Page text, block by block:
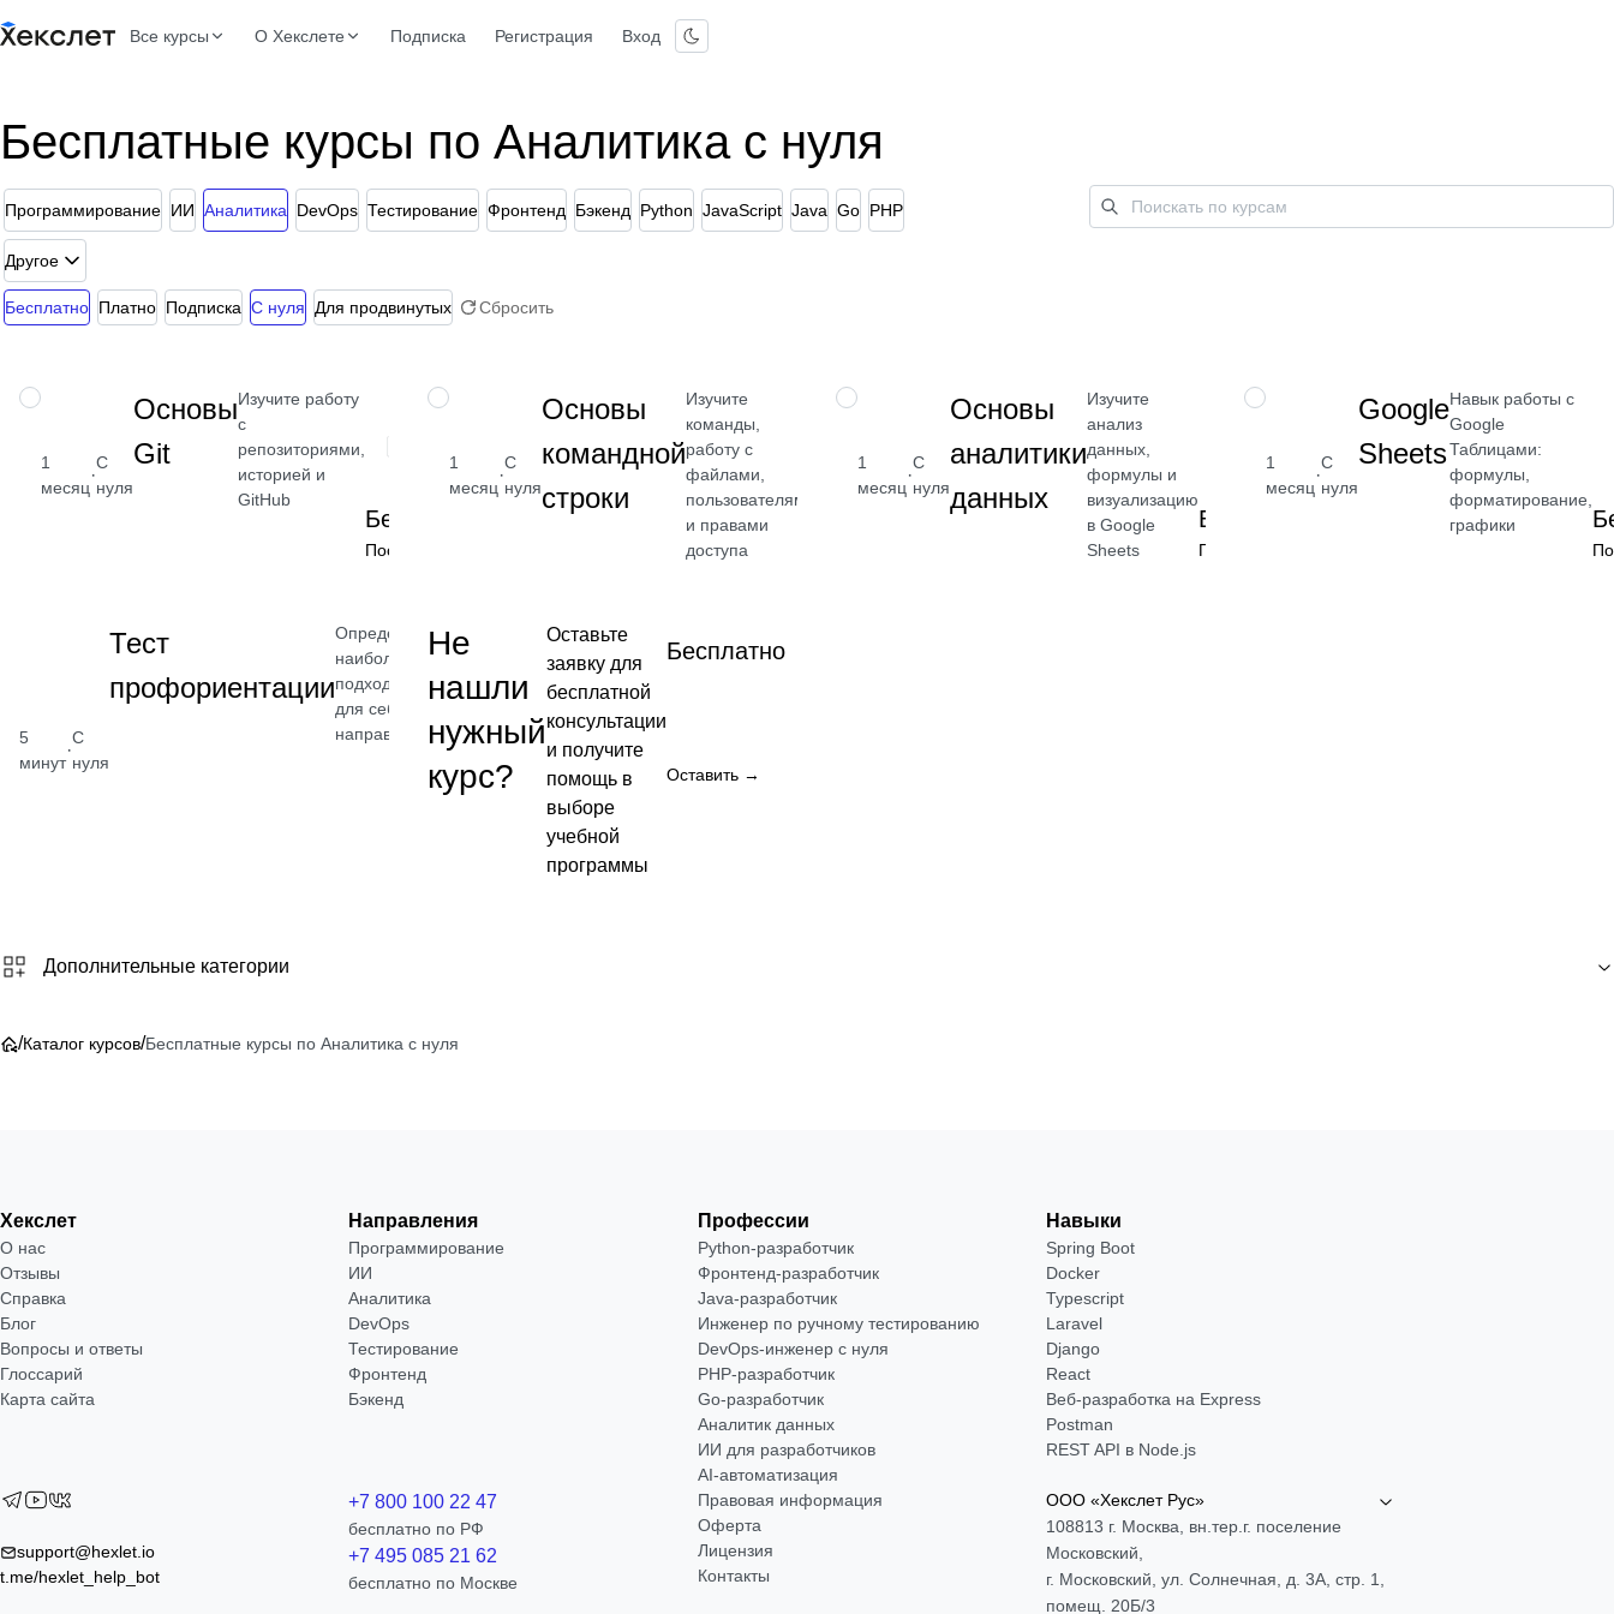
Все курсы О Хекслете Подписка Регистрация Вход
Бесплатные курсы по Аналитика с нуля
Программирование ИИ Аналитика DevOps Тестирование Фронтенд Бэкенд Python JavaScript Java Go PHP
Другое
Бесплатно Платно Подписка С нуля Для продвинутых Сбросить
НАВЫК
1
месяц
·
С
нуля
Основы
Git
Изучите работу
с
репозиториями,
историей и
GitHub
Бесплатно
Посмотреть →
НАВЫК
1
месяц
·
С
нуля
Основы
командной
строки
Изучите
команды,
работу с
файлами,
пользователями
и правами
доступа
НАВЫК
1
месяц
·
С
нуля
Основы
аналитики
данных
Изучите
анализ
данных,
формулы и
визуализацию
в Google
Sheets
Бесплатно
Посмотреть →
НАВЫК
1
месяц
·
С
нуля
Google
Sheets
Навык работы с
Google
Таблицами:
формулы,
форматирование,
графики
5
минут
·
С
нуля
Тест
профориентации
Определите
наиболее
подходящее
для себя
направление
Бесплатно
Посмотреть →
Не
нашли
нужный
курс?
Оставьте
заявку для
бесплатной
консультации
и получите
помощь в
выборе
учебной
программы
Бесплатно
Оставить →
Дополнительные категории
/Каталог курсов/Бесплатные курсы по Аналитика с нуля
Хекслет
О нас
Отзывы
Справка
Блог
Вопросы и ответы
Глоссарий
Карта сайта
Направления
Программирование
ИИ
Аналитика
DevOps
Тестирование
Фронтенд
Бэкенд
Профессии
Python-разработчик
Фронтенд-разработчик
Java-разработчик
Инженер по ручному тестированию
DevOps-инженер с нуля
РНР-разработчик
Go-разработчик
Аналитик данных
ИИ для разработчиков
AI-автоматизация
Навыки
Spring Boot
Docker
Typescript
Laravel
Django
React
Веб-разработка на Express
Postman
REST API в Node.js
support@hexlet.io
t.me/hexlet_help_bot
+7 800 100 22 47
бесплатно по РФ
+7 495 085 21 62
бесплатно по Москве
Правовая информация
Оферта
Лицензия
Контакты
ООО «Хекслет Рус»
108813 г. Москва, вн.тер.г. поселение
Московский,
г. Московский, ул. Солнечная, д. 3А, стр. 1,
помещ. 20Б/3